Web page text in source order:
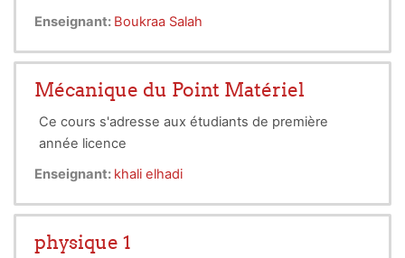
5) la classification périodique des élements
6) la liaison chimique
Enseignant: Boukraa Salah
Mécanique du Point Matériel
Ce cours s'adresse aux étudiants de première
année licence
Enseignant: khali elhadi
physique 1